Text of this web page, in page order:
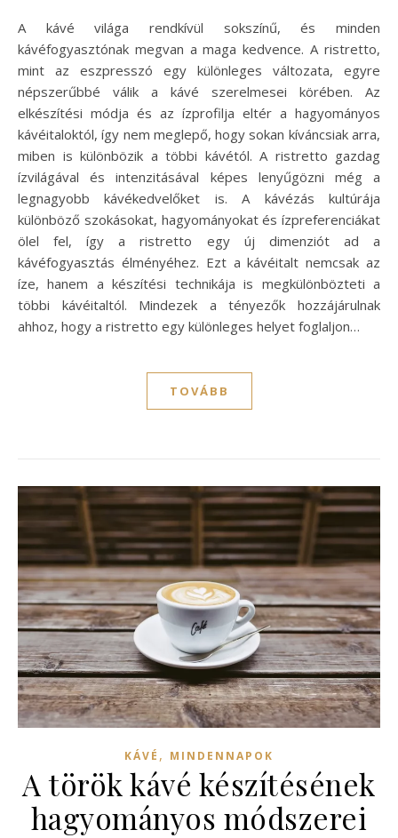
A kávé világa rendkívül sokszínű, és minden
kávéfogyasztónak megvan a maga kedvence. A ristretto,
mint az eszpresszó egy különleges változata, egyre
népszerűbbé válik a kávé szerelmesei körében. Az
elkészítési módja és az ízprofilja eltér a hagyományos
kávéitaloktól, így nem meglepő, hogy sokan kíváncsiak arra,
miben is különbözik a többi kávétól. A ristretto gazdag
ízvilágával és intenzitásával képes lenyűgözni még a
legnagyobb kávékedvelőket is. A kávézás kultúrája
különböző szokásokat, hagyományokat és ízpreferenciákat
ölel fel, így a ristretto egy új dimenziót ad a
kávéfogyasztás élményéhez. Ezt a kávéitalt nemcsak az
íze, hanem a készítési technikája is megkülönbözteti a
többi kávéitaltól. Mindezek a tényezők hozzájárulnak
ahhoz, hogy a ristretto egy különleges helyet foglaljon…
TOVÁBB
KÁVÉ , MINDENNAPOK
A török kávé készítésének
hagyományos módszerei